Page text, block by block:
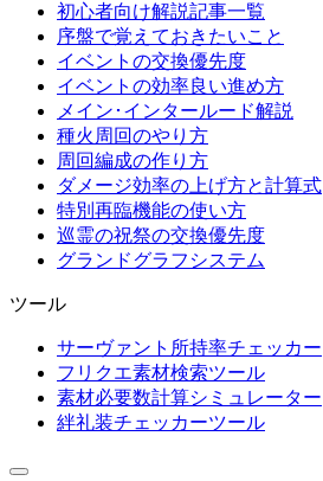
初心者向け解説記事一覧
序盤で覚えておきたいこと
イベントの交換優先度
イベントの効率良い進め方
メイン･インタールード解説
種火周回のやり方
周回編成の作り方
ダメージ効率の上げ方と計算式
特別再臨機能の使い方
巡霊の祝祭の交換優先度
グランドグラフシステム
ツール
サーヴァント所持率チェッカー
フリクエ素材検索ツール
素材必要数計算シミュレーター
絆礼装チェッカーツール